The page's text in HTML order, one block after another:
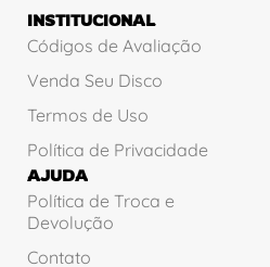
INSTITUCIONAL
Códigos de Avaliação
Venda Seu Disco
Termos de Uso
Política de Privacidade
AJUDA
Política de Troca e
Devolução
Contato